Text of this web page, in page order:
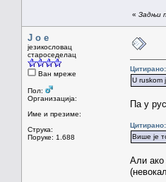
« Задњи
J o e
језикословац
староседелац
Ван мреже
Пол:
Организација:
Име и презиме:
Струка:
Поруке: 1.688
U ruskom
Па у
Више је
Али ако